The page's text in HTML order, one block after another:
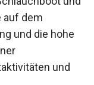
auf dem
und die
zu einer
und